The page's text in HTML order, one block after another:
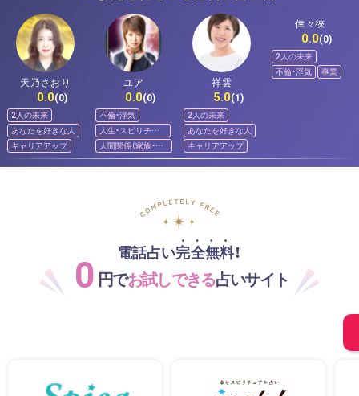
天乃さおり
0.0(0)
2人の未来
あなたを好きな人
キャリアアップ
ユア
0.0(0)
不倫・浮気
人生・スピリチュ
アル
人間関係（家族・友
人）
祥雲
5.0(1)
2人の未来
あなたを好きな人
キャリアアップ
倖々徠
0.0(0)
2人の未来
不倫・浮気
事業
電話占い完全無料！
0 円でお試しできる占いサイト